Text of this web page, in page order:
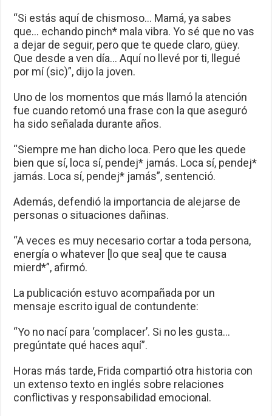
“Si estás aquí de chismoso… Mamá, ya sabes
que… echando pinch* mala vibra. Yo sé que no vas
a dejar de seguir, pero que te quede claro, güey.
Que desde a ven día… Aquí no llevé por ti, llegué
por mí (sic)”, dijo la joven.
Uno de los momentos que más llamó la atención
fue cuando retomó una frase con la que aseguró
ha sido señalada durante años.
“Siempre me han dicho loca. Pero que les quede
bien que sí, loca sí, pendej* jamás. Loca sí, pendej*
jamás. Loca sí, pendej* jamás”, sentenció.
Además, defendió la importancia de alejarse de
personas o situaciones dañinas.
“A veces es muy necesario cortar a toda persona,
energía o whatever [lo que sea] que te causa
mierd*”, afirmó.
La publicación estuvo acompañada por un
mensaje escrito igual de contundente:
“Yo no nací para ‘complacer’. Si no les gusta…
pregúntate qué haces aquí”.
Horas más tarde, Frida compartió otra historia con
un extenso texto en inglés sobre relaciones
conflictivas y responsabilidad emocional.